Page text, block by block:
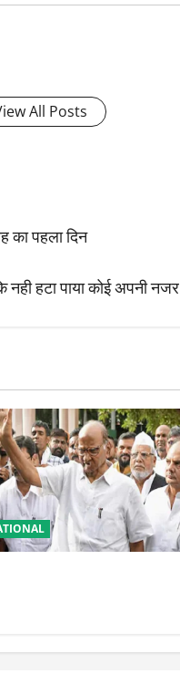
All Posts
का पहला दिन
हटा पाया कोई अपनी नजर